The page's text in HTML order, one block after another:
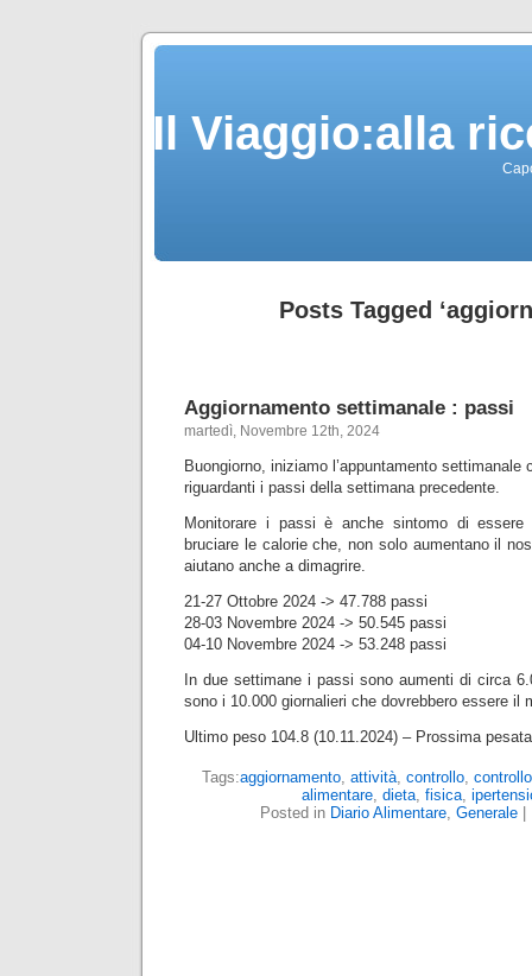
Il Viaggio:alla
Posts Tagged
Aggiornamento settimanale : passi
martedì, Novembre 12th, 2024
Buongiorno, iniziamo l’appuntamento settimanale
riguardanti i passi della settimana precedente.
Monitorare i passi è anche sintomo di
bruciare le calorie che, non solo aumentano il
aiutano anche a dimagrire.
21-27 Ottobre 2024 -> 47.788 passi
28-03 Novembre 2024 -> 50.545 passi
04-10 Novembre 2024 -> 53.248 passi
In due settimane i passi sono aumenti di circa
sono i 10.000 giornalieri che dovrebbero essere il
Ultimo peso 104.8 (10.11.2024) – Prossima
Tags:aggiornamento, attività, controllo,
alimentare, dieta, fisica,
Posted in Diario Alimentare, Generale